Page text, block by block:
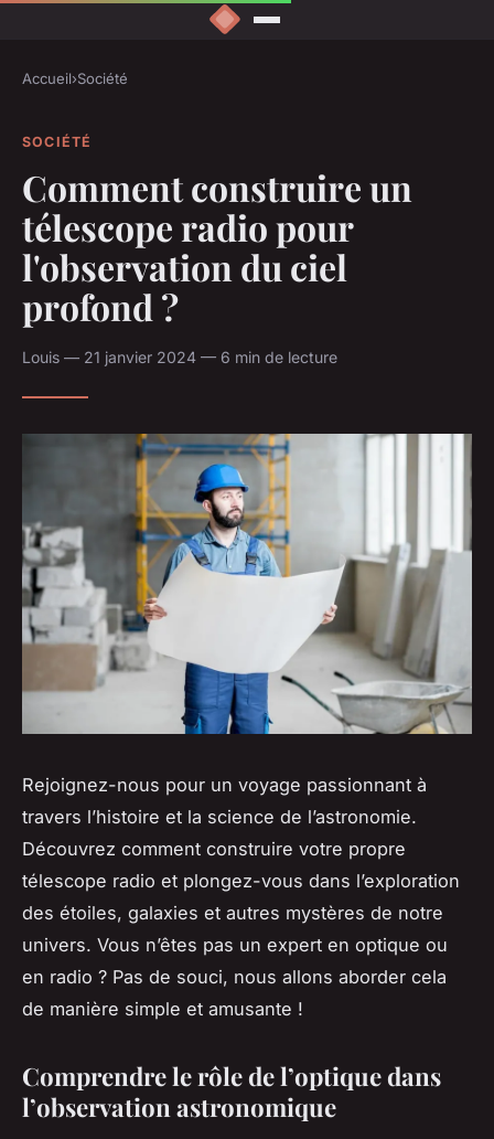
Accueil›Société
SOCIÉTÉ
Comment construire un
télescope radio pour
l'observation du ciel
profond ?
Louis — 21 janvier 2024 — 6 min de lecture
Rejoignez-nous pour un voyage passionnant à
travers l’histoire et la science de l’astronomie.
Découvrez comment construire votre propre
télescope radio et plongez-vous dans l’exploration
des étoiles, galaxies et autres mystères de notre
univers. Vous n’êtes pas un expert en optique ou
en radio ? Pas de souci, nous allons aborder cela
de manière simple et amusante !
Comprendre le rôle de l’optique dans
l’observation astronomique